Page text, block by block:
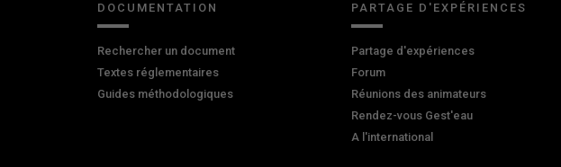
DOCUMENTATION
Rechercher un document
Textes réglementaires
Guides méthodologiques
PARTAGE D'EXPÉRIENCES
Partage d'expériences
Forum
Réunions des animateurs
Rendez-vous Gest'eau
A l'international